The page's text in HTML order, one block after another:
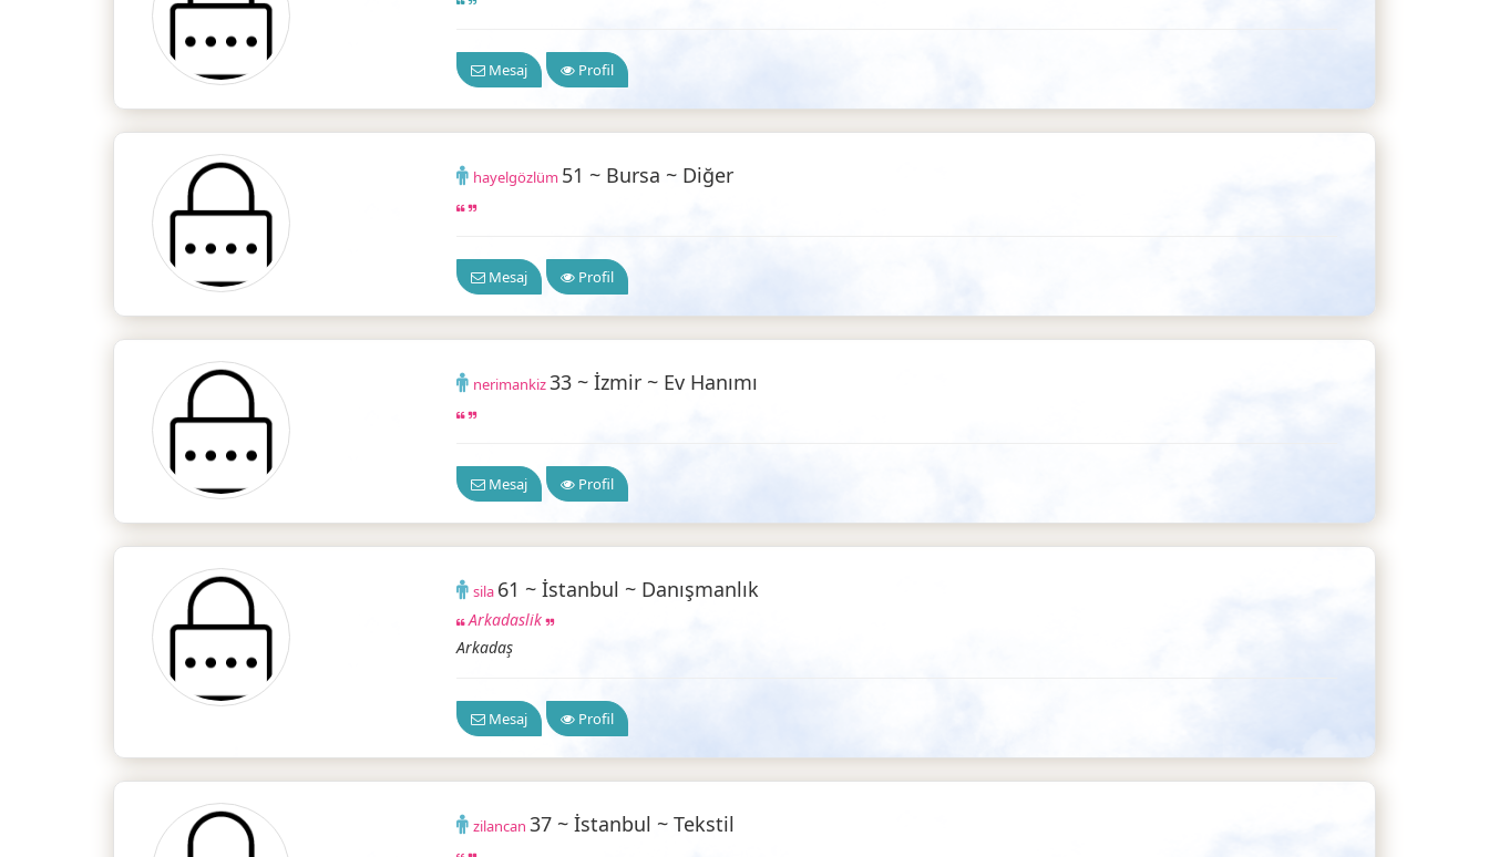
Mesaj Profil
hayelgözlüm 51 ~ Bursa ~ Diğer
Mesaj Profil
nerimankiz33 ~ İzmir ~ Ev Hanımı
Mesaj Profil
sila 61 ~ İstanbul ~ Danışmanlık
Arkadaslik
Arkadaş
Mesaj Profil
zilancan 37 ~ İstanbul ~ Tekstil